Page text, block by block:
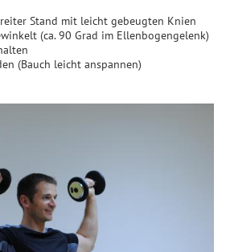
Stand mit leicht gebeugten Knien
(ca. 90 Grad im Ellenbogengelenk)
(Bauch leicht anspannen)